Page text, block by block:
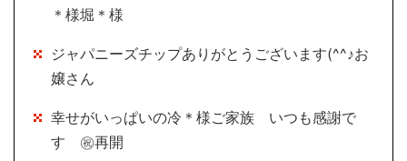
＊様堀＊様
ジャパニーズチップありがとうございます(^^♪お
嬢さん
幸せがいっぱいの冷＊様ご家族 いつも感謝で
す ㊗再開